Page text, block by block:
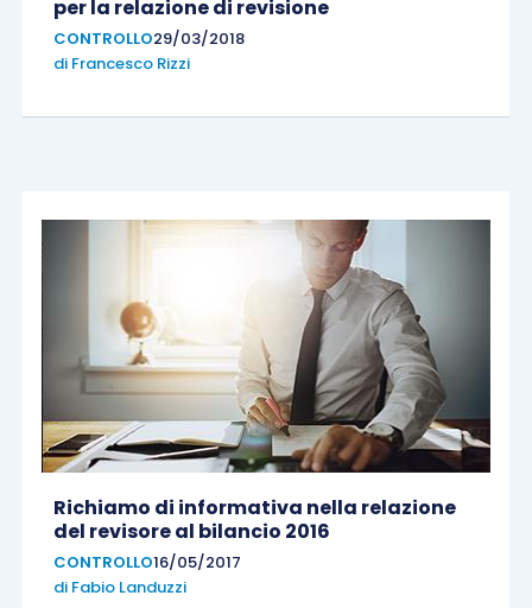
per la relazione di revisione
CONTROLLO29/03/2018
di Francesco Rizzi
Richiamo di informativa nella relazione
del revisore al bilancio 2016
CONTROLLO16/05/2017
di Fabio Landuzzi